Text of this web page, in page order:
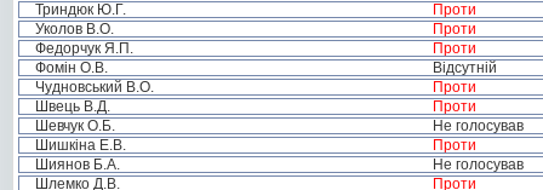
Триндюк Ю.Г.
Проти
Уколов В.О.
Проти
Федорчук Я.П.
Проти
Фомін О.В.
Відсутній
Чудновський В.О.
Проти
Швець В.Д.
Проти
Шевчук О.Б.
Не голосував
Шишкіна Е.В.
Проти
Шиянов Б.А.
Не голосував
Шлемко Д.В.
Проти